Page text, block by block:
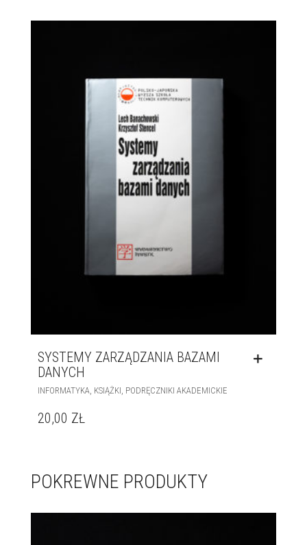
SYSTEMY ZARZĄDZANIA BAZAMI
DANYCH
INFORMATYKA KSIĄŻKI PODRĘCZNIKI AKADEMICKIE
20,00 ZŁ
POKREWNE PRODUKTY